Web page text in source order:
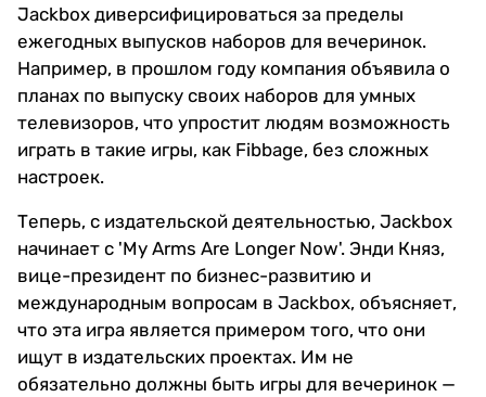
Jackbox диверсифицироваться за пределы
ежегодных выпусков наборов для вечеринок.
Например, в прошлом году компания объявила о
планах по выпуску своих наборов для умных
телевизоров, что упростит людям возможность
играть в такие игры, как Fibbage, без сложных
настроек.
Теперь, с издательской деятельностью, Jackbox
начинает с 'My Arms Are Longer Now'. Энди Княз,
вице-президент по бизнес-развитию и
международным вопросам в Jackbox, объясняет,
что эта игра является примером того, что они
ищут в издательских проектах. Им не
обязательно должны быть игры для вечеринок —